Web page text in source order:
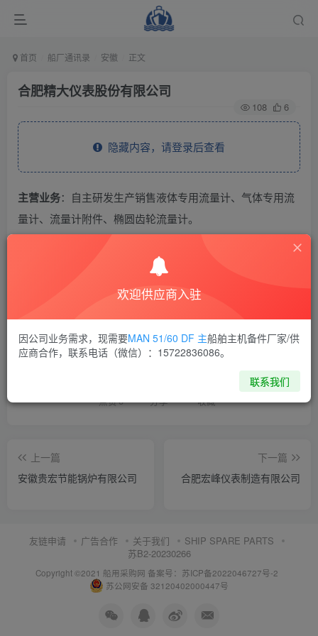
首页 船厂通讯录 安徽 正文
合肥精大仪表股份有限公司
108 6
隐藏内容，请登录后查看
主营业务：自主研发生产销售液体专用流量计、气体专用流
量计、流量计附件、椭圆齿轮流量计。
THE END
安徽
喜欢就支持一下吧
点赞6 分享 收藏
上一篇
安徽贵宏节能锅炉有限公司
下一篇
合肥宏峰仪表制造有限公司
友链申请 广告合作 关于我们
SHIP SPARE PARTS
苏B2-20230266
Copyright ©2021 船用采购网 备案号：苏ICP备2022046727号-2
苏公网安备 32120402000447号
欢迎供应商入驻
因公司业务需求，现需要MAN 51/60 DF 主船舶主机备件厂家/供
应商合作，联系电话（微信）：15722836086。
联系我们